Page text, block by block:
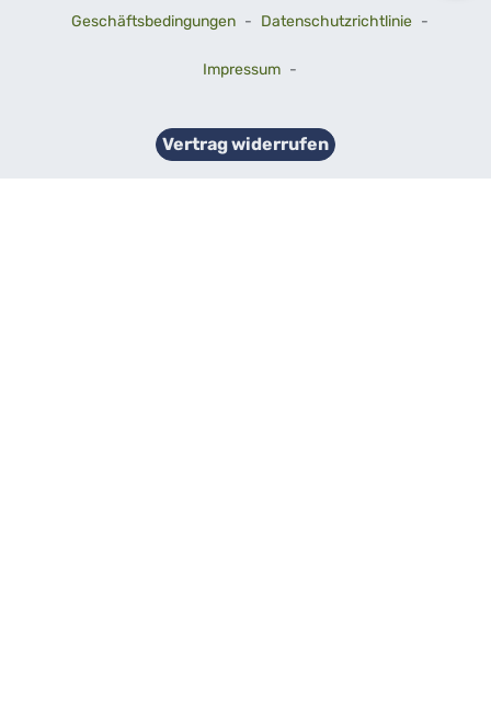
Geschäftsbedingungen - Datenschutzrichtlinie -
Impressum -
Vertrag widerrufen